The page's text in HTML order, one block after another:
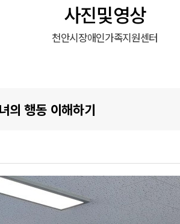
사진및영상
천안시장애인가족지원센터
의 행동 이해하기